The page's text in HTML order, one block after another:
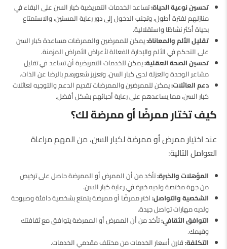
تحسين نوعية الحياة:تساعد الخدمات التمريضية كبار السن على البقاء في
منازلهم لفترة أطول، وتجنب الدخول إلى دور رعاية المسنين، والاستمتاع
بحياة أكثر نشاطًا واستقلالية.
تقليل الألم والمعاناة:يمكن للممرضين والممرضات مساعدة كبار السن
على التحكم في الألم والإدارة الفعالة لأعراض الأمراض المزمنة.
تحسين الصحة العقلية:يمكن للخدمات التمريضية أن تساعد في تقليل
مشاعر الوحدة والعزلة لدى كبار السن، وتعزيز شعورهم بالرضا عن الذات.
دعم العائلات:يمكن للممرضين والممرضات تقديم الدعم والتوجيه لعائلات
كبار السن، مما يساعدهم على رعاية أحبائهم بشكل أفضل.
كيف تختار ممرضًا أو ممرضة لك؟
عند اختيار ممرض أو ممرضة لكبار السن، من المهم مراعاة
العوامل التالية:
المؤهلات والخبرة:تأكد من أن الممرض أو الممرضة حاصل على ترخيص
من جهة مختصة ولديه خبرة في رعاية كبار السن.
الشخصية والتواصل:اختر ممرضًا أو ممرضة يتمتع بشخصية دافئة وصبوحة
ولديه مهارات تواصل جيدة.
التوافق الثقافي:تأكد من أن الممرض أو الممرضة يتوافق مع ثقافتك
وقيمك.
التكلفة:قارن أسعار الخدمات من مختلف مقدمي الخدمات.